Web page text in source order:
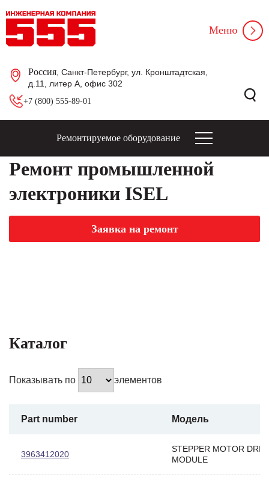
Россия , Санкт-Петербург, ул. Кронштадтская,
д.11, литер А, офис 302
+7 (800) 555-89-01
Меню
Ремонтируемое оборудование
Ремонт промышленной
электроники ISEL
Заявка на ремонт
Каталог
Показывать по элементов
Part number Модель
3963412020
STEPPER MOTOR
MODULE